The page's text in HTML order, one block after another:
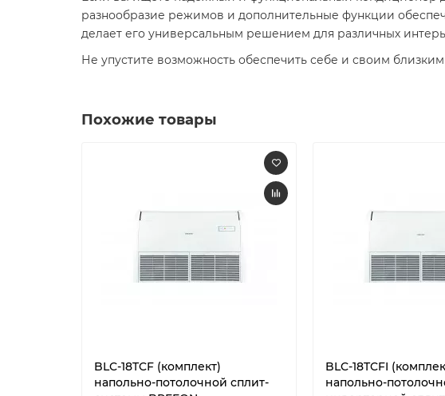
разнообразие режимов и дополнительные функции
делает его универсальным решением для различных
Не упустите возможность обеспечить себе и своим
Похожие товары
BLC-18TCF (комплект)
напольно-потолочной сплит-
BLC-18TCFI
напольно-